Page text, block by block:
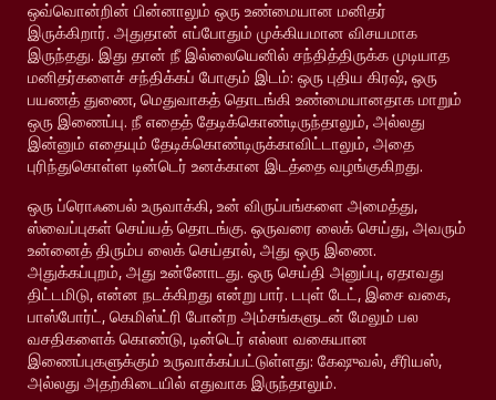
ஒவ்வொன்றின் பின்னாலும் ஒரு உண்மையான மனிதர்
இருக்கிறார். அதுதான் எப்போதும் முக்கியமான விசயமாக
இருந்தது. இது தான் நீ இல்லையெனில் சந்தித்திருக்க முடியாத
மனிதர்களைச் சந்திக்கப் போகும் இடம்: ஒரு புதிய கிரஷ், ஒரு
பயணத் துணை, மெதுவாகத் தொடங்கி உண்மையானதாக மாறும்
ஒரு இணைப்பு. நீ எதைத் தேடிக்கொண்டிருந்தாலும், அல்லது
இன்னும் எதையும் தேடிக்கொண்டிருக்காவிட்டாலும், அதை
புரிந்துகொள்ள டின்டெர் உனக்கான இடத்தை வழங்குகிறது.
ஒரு ப்ரொஃபைல் உருவாக்கி, உன் விருப்பங்களை அமைத்து,
ஸ்வைப்புகள் செய்யத் தொடங்கு. ஒருவரை லைக் செய்து, அவரும்
உன்னைத் திரும்ப லைக் செய்தால், அது ஒரு இணை.
அதுக்கப்புறம், அது உன்னோடது. ஒரு செய்தி அனுப்பு, ஏதாவது
திட்டமிடு, என்ன நடக்கிறது என்று பார். டபுள் டேட், இசை வகை,
பாஸ்போர்ட், கெமிஸ்ட்ரி போன்ற அம்சங்களுடன் மேலும் பல
வசதிகளைக் கொண்டு, டின்டெர் எல்லா வகையான
இணைப்புகளுக்கும் உருவாக்கப்பட்டுள்ளது: கேஷுவல், சீரியஸ்,
அல்லது அதற்கிடையில் எதுவாக இருந்தாலும்.